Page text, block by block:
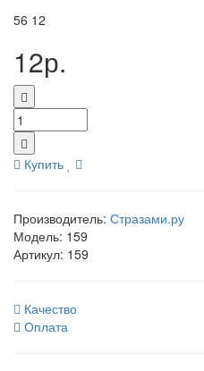
56 12
12р.
Купить
Производитель: Стразами.ру
Модель: 159
Артикул: 159
Качество
Оплата